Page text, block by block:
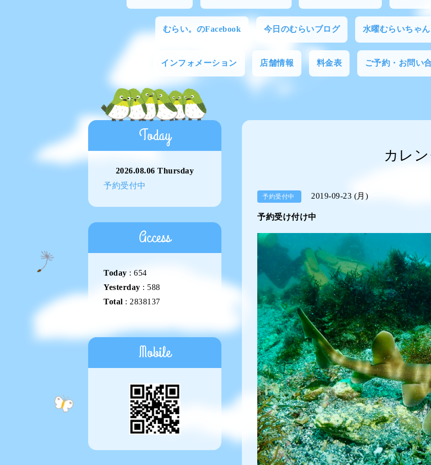
むらい。のFacebook 今日のむらいブログ 水曜むらいちゃん
インフォメーション 店舗情報 料金表 ご予約・お問い
カレ
予約受付中 2019-09-23 (月)
予約受け付け中
Today
2026.08.06 Thursday
予約受付中
Access
Today : 654
Yesterday : 588
Total : 2838137
Mobile